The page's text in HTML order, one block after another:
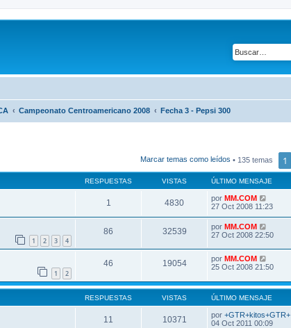
Campeonato Centroamericano 2008 Fecha 3 - Pepsi 300
Marcar temas como leídos • 135 temas 1
RESPUESTAS VISTAS ÚLTIMO MENSAJE
1 4830 por MM.COM
27 Oct 2008 11:23
1 2 3 4
86 32539 por MM.COM
27 Oct 2008 22:50
1 2
46 19054 por MM.COM
25 Oct 2008 21:50
RESPUESTAS VISTAS ÚLTIMO MENSAJE
11 10371 por +GTR+kitos+GTR+
04 Oct 2011 00:09